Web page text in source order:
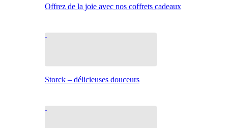
Offrez de la joie avec nos coffrets cadeaux
Storck – délicieuses douceurs